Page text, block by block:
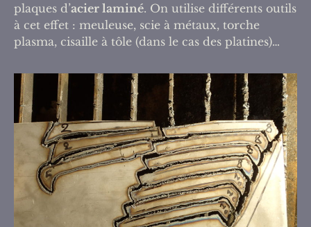
plaques d’acier laminé. On utilise différents outils
à cet effet : meuleuse, scie à métaux, torche
plasma, cisaille à tôle (dans le cas des platines)…